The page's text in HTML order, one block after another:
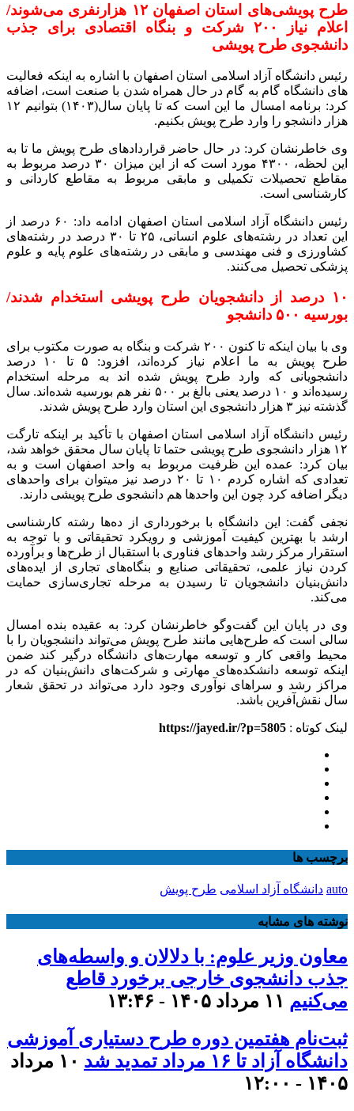
طرح پویشی‌های استان اصفهان ۱۲ هزارنفری می‌شوند/
اعلام نیاز ۲۰۰ شرکت و بنگاه اقتصادی برای جذب
دانشجوی طرح پویشی
رئیس دانشگاه آزاد اسلامی استان اصفهان با اشاره به اینکه فعالیت
های دانشگاه گام به گام در حال همراه شدن با صنعت است، اضافه
کرد: برنامه امسال ما این است که تا پایان سال(۱۴۰۳) بتوانیم ۱۲
هزار دانشجو را وارد طرح پویش بکنیم.
وی خاطرنشان کرد: در حال حاضر قراردادهای طرح پویش ما تا به
این لحظه، ۴۳۰۰ مورد است که از این میزان ۳۰ درصد مربوط به
مقاطع تحصیلات تکمیلی و مابقی مربوط به مقاطع کاردانی و
کارشناسی است.
رئیس دانشگاه آزاد اسلامی استان اصفهان ادامه داد: ۶۰ درصد از
این تعداد در رشته‌های علوم انسانی، ۲۵ تا ۳۰ درصد در رشته‌های
کشاورزی و فنی مهندسی و مابقی در رشته‌های علوم پایه و علوم
پزشکی تحصیل می‌کنند.
۱۰ درصد از دانشجویان طرح پویشی استخدام شدند/
بورسیه ۵۰۰ دانشجو
وی با بیان اینکه تا کنون ۲۰۰ شرکت و بنگاه به صورت مکتوب برای
طرح پویش به ما اعلام نیاز کرده‌اند، افزود: ۵ تا ۱۰ درصد
دانشجویانی که وارد طرح پویش شده اند به مرحله استخدام
رسیده‌اند و ۱۰ درصد یعنی بالغ بر ۵۰۰ نفر هم بورسیه شده‌اند. سال
گذشته نیز ۳ هزار دانشجوی این استان وارد طرح پویش شدند.
رئیس دانشگاه آزاد اسلامی استان اصفهان با تأکید بر اینکه تارگت
۱۲ هزار دانشجوی طرح پویشی حتما تا پایان سال محقق خواهد شد،
بیان کرد: عمده این ظرفیت مربوط به واحد اصفهان است و به
تعدادی که اشاره کردم ۱۰ تا ۲۰ درصد نیز میتوان برای واحدهای
دیگر اضافه کرد چون این واحدها هم دانشجوی طرح پویشی دارند.
نجفی گفت: این دانشگاه با برخورداری از ده‌ها رشته کارشناسی
ارشد با بهترین کیفیت آموزشی و رویکرد تحقیقاتی و با توجه به
استقرار مرکز رشد واحدهای فناوری با استقبال از طرح‌ها و برآورده
کردن نیاز علمی، تحقیقاتی صنایع و بنگاه‌های تجاری از ایده‌های
دانش‌بنیان دانشجویان تا رسیدن به مرحله تجاری‌سازی حمایت
می‌کند.
وی در پایان این گفت‌وگو خاطرنشان کرد: به عقیده بنده امسال
سالی است که طرح‌هایی مانند طرح پویش می‌تواند دانشجویان را با
محیط واقعی کار و توسعه مهارت‌های دانشگاه درگیر کند ضمن
اینکه توسعه دانشکده‌های مهارتی و شرکت‌های دانش‌بنیان که در
مراکز رشد و سراهای نوآوری وجود دارد می‌تواند در تحقق شعار
سال نقش‌آفرین باشد.
لینک کوتاه : https://jayed.ir/?p=5805
برچسب ها
auto دانشگاه آزاد اسلامی طرح پویش
نوشته های مشابه
معاون وزیر علوم: با دلالان و واسطه‌های
جذب دانشجوی خارجی برخورد قاطع
می‌کنیم ۱۱ مرداد ۱۴۰۵ - ۱۳:۴۶
ثبت‌نام هفتمین دوره طرح دستیاری آموزشی
دانشگاه آزاد تا ۱۶ مرداد تمدید شد
۱۰ مرداد
۱۴۰۵ - ۱۲:۰۰